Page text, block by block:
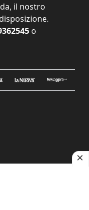
il nostro
o